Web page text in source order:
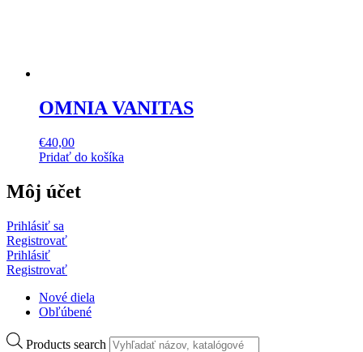
OMNIA VANITAS
€40,00
Pridať do košíka
Môj účet
Prihlásiť sa
Registrovať
Prihlásiť
Registrovať
Nové diela
Obľúbené
Products search